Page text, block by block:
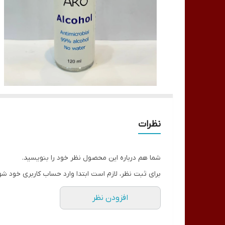
نظرات
شما هم درباره این محصول نظر خود را بنویسید.
برای ثبت نظر، لازم است ابتدا وارد حساب کاربری خود
افزودن نظر